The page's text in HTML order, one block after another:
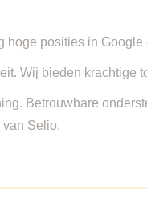
hoge posities in
Wij bieden krachtige
Betrouwbare
Selio.